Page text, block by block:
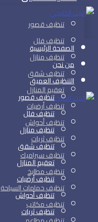
تنظيف قصور
تنظيف فلل
تنظيف منازل
تنظيف شقق
تعقيم المنازل
تنظيف أرضيات
تنظيف أحواش
تنظيف ثريات
تنظيف سيراميك
تنظيف مطابخ
تنظيف حمامات السباحة
تنظيف مكاتب
الصفحة الرئيسية
من نحن
التنظيف العميق
تنظيف قصور
تنظيف فلل
تنظيف منازل
تنظيف شقق
تعقيم المنازل
تنظيف أرضيات
تنظيف أحواش
تنظيف ثريات